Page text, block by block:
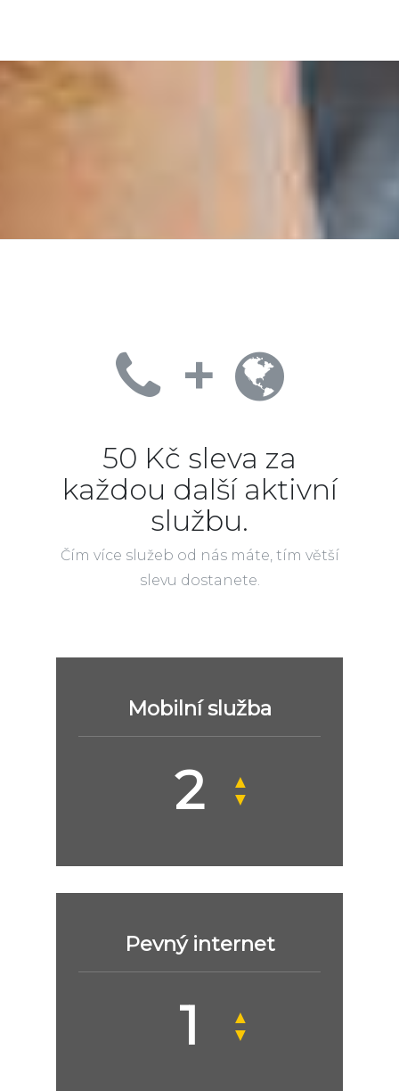
+
50 Kč sleva za
každou další aktivní
službu.
Čím více služeb od nás máte, tím větší
slevu dostanete.
Mobilní služba
▲
▼
Pevný internet
▲
▼